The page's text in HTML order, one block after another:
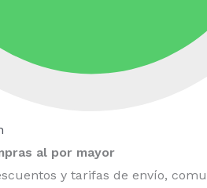
al por mayor
y tarifas de envío,